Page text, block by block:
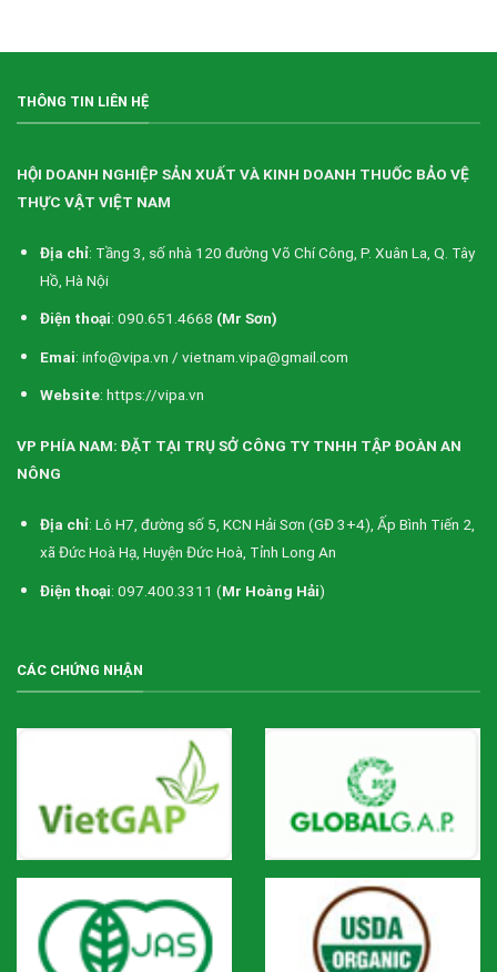
THÔNG TIN LIÊN HỆ
HỘI DOANH NGHIỆP SẢN XUẤT VÀ KINH DOANH THUỐC BẢO VỆ
THỰC VẬT VIỆT NAM
Địa chỉ: Tầng 3, số nhà 120 đường Võ Chí Công, P. Xuân La, Q. Tây
Hồ, Hà Nội
Điện thoại: 090.651.4668 (Mr Sơn)
Emai: info@vipa.vn / vietnam.vipa@gmail.com
Website: https://vipa.vn
VP PHÍA NAM: ĐẶT TẠI TRỤ SỞ CÔNG TY TNHH TẬP ĐOÀN AN
NÔNG
Địa chỉ: Lô H7, đường số 5, KCN Hải Sơn (GĐ 3+4), Ấp Bình Tiến 2,
xã Đức Hoà Hạ, Huyện Đức Hoà, Tỉnh Long An
Điện thoại: 097.400.3311 (Mr Hoàng Hải)
CÁC CHỨNG NHẬN